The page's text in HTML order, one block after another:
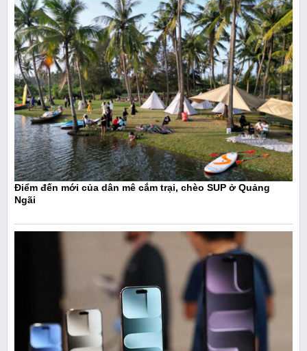
Điểm đến mới của dân mê cắm trại, chèo SUP ở Quảng
Ngãi